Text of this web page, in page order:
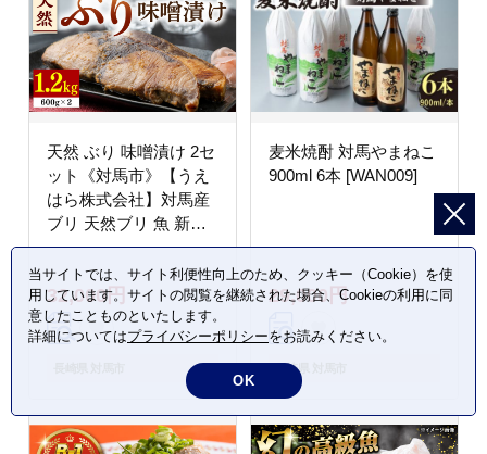
天然 ぶり 味噌漬け 2セ
ット《対馬市》【うえ
はら株式会社】対馬産
ブリ 天然ブリ 魚 新鮮
冷凍 [WAI002]
32,000円
麦米焼酎 対馬やまねこ
900ml 6本 [WAN009]
29,000円
長崎県 対馬市
当サイトでは、サイト利便性向上のため、クッキー（Cookie）を使
用しています。サイトの閲覧を継続された場合、Cookieの利用に同
意したことものといたします。
詳細についてはプライバシーポリシーをお読みください。
OK